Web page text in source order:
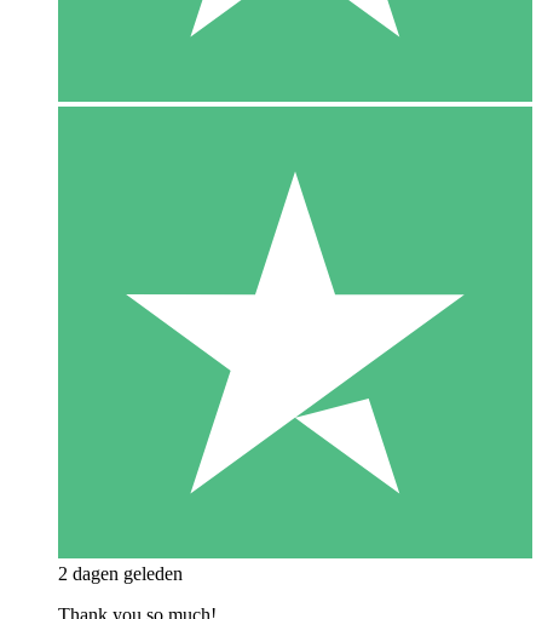
2 dagen geleden
Thank you so much!